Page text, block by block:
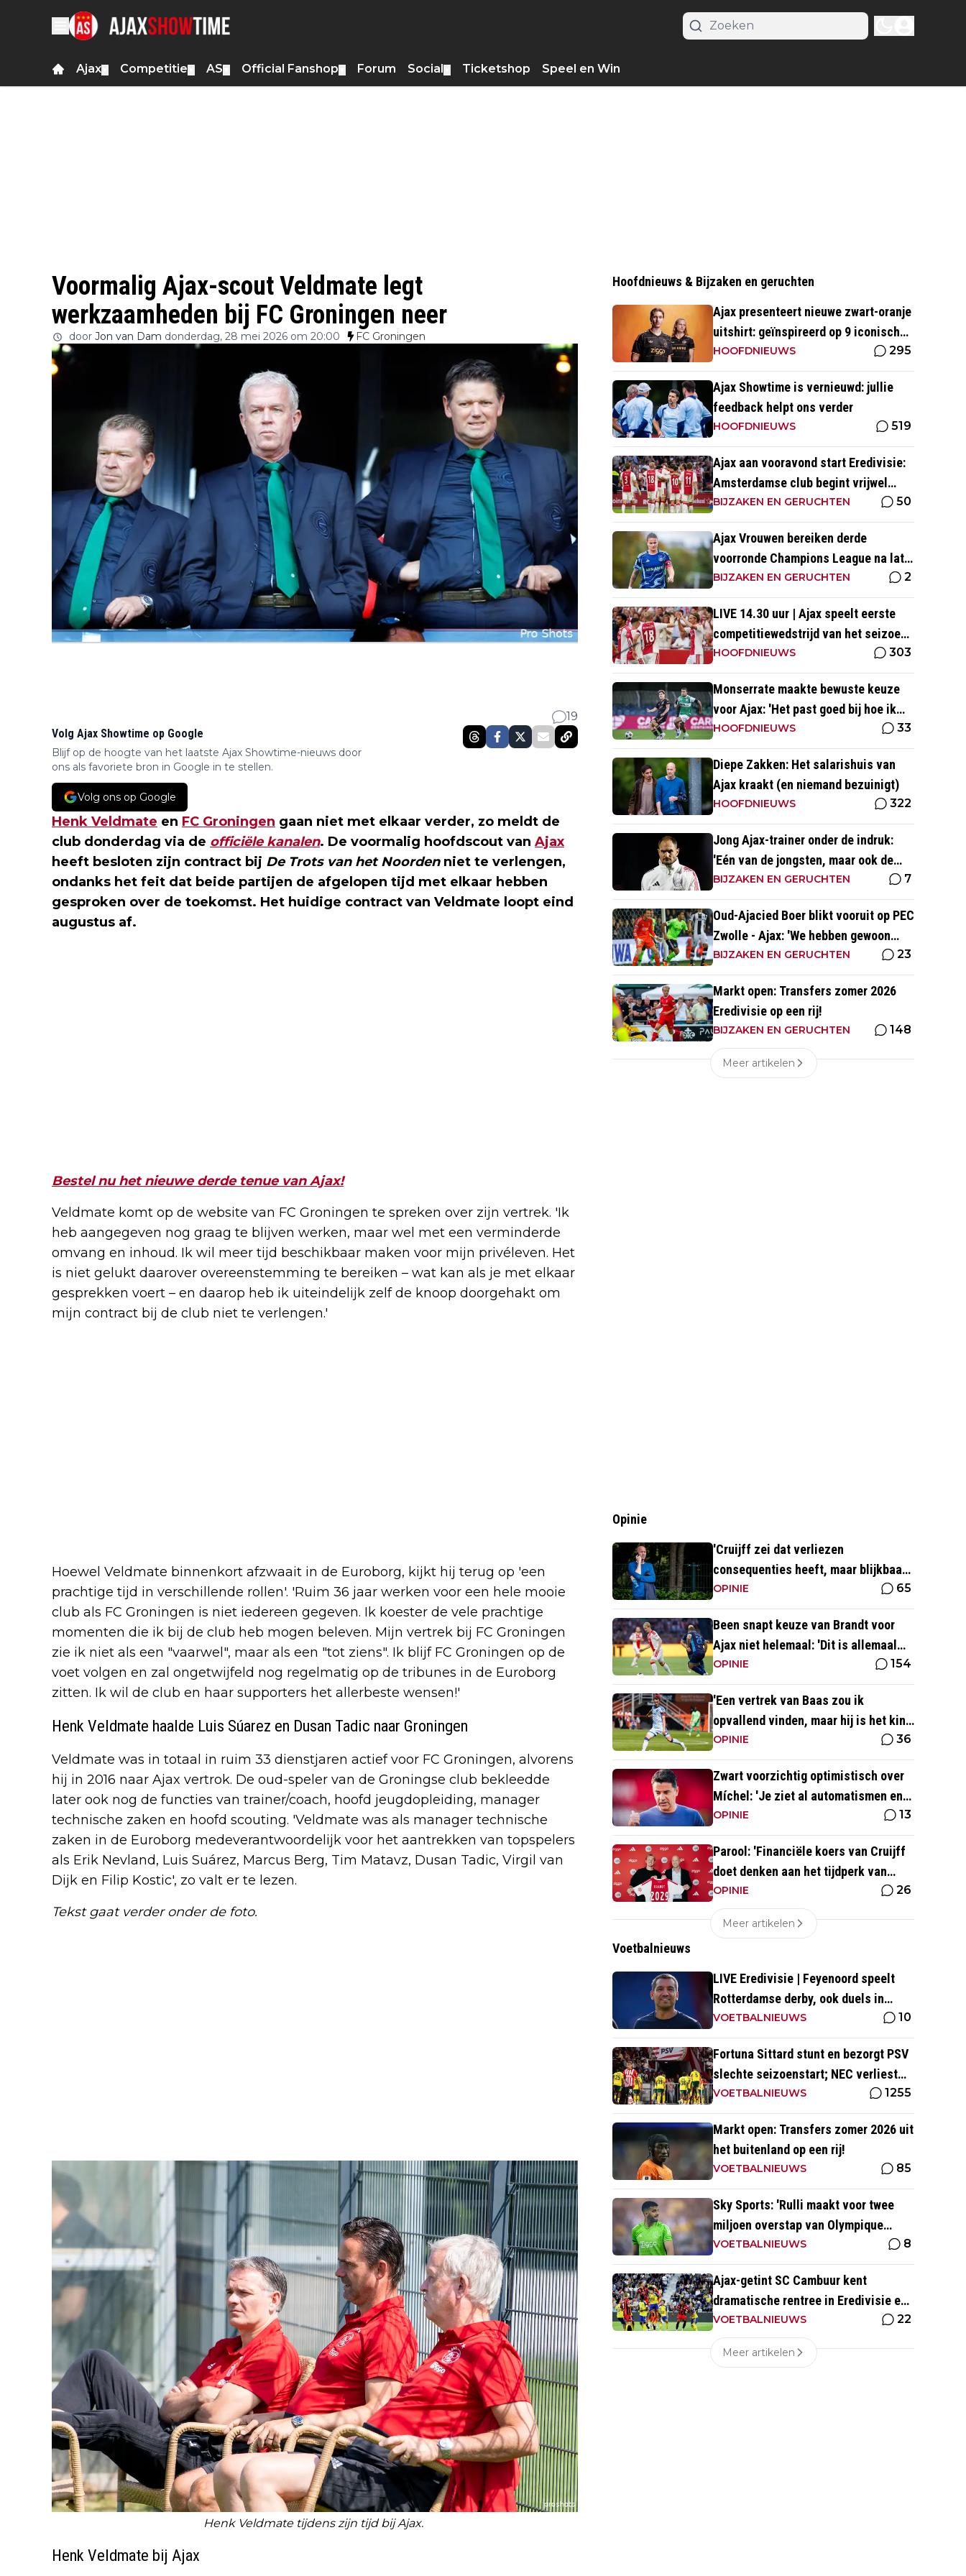
Ajax Competitie AS Official Fanshop Forum Social Ticketshop Speel en Win
Voormalig Ajax-scout Veldmate legt
werkzaamheden bij FC Groningen neer
door Jon van Dam donderdag, 28 mei 2026 om 20:00 FC Groningen
19
Volg Ajax Showtime op Google
Blijf op de hoogte van het laatste Ajax Showtime-nieuws door
ons als favoriete bron in Google in te stellen.
Volg ons op Google
Henk Veldmate en FC Groningen gaan niet met elkaar verder, zo meldt de
club donderdag via de officiële kanalen. De voormalig hoofdscout van Ajax
heeft besloten zijn contract bij De Trots van het Noordenniet te verlengen,
ondanks het feit dat beide partijen de afgelopen tijd met elkaar hebben
gesproken over de toekomst. Het huidige contract van Veldmate loopt eind
augustus af.
Bestel nu het nieuwe derde tenue van Ajax!
Veldmate komt op de website van FC Groningen te spreken over zijn vertrek. 'Ik
heb aangegeven nog graag te blijven werken, maar wel met een verminderde
omvang en inhoud. Ik wil meer tijd beschikbaar maken voor mijn privéleven. Het
is niet gelukt daarover overeenstemming te bereiken – wat kan als je met elkaar
gesprekken voert – en daarop heb ik uiteindelijk zelf de knoop doorgehakt om
mijn contract bij de club niet te verlengen.'
Hoewel Veldmate binnenkort afzwaait in de Euroborg, kijkt hij terug op 'een
prachtige tijd in verschillende rollen'. 'Ruim 36 jaar werken voor een hele mooie
club als FC Groningen is niet iedereen gegeven. Ik koester de vele prachtige
momenten die ik bij de club heb mogen beleven. Mijn vertrek bij FC Groningen
zie ik niet als een "vaarwel", maar als een "tot ziens". Ik blijf FC Groningen op de
voet volgen en zal ongetwijfeld nog regelmatig op de tribunes in de Euroborg
zitten. Ik wil de club en haar supporters het allerbeste wensen!'
Henk Veldmate haalde Luis Súarez en Dusan Tadic naar Groningen
Veldmate was in totaal in ruim 33 dienstjaren actief voor FC Groningen, alvorens
hij in 2016 naar Ajax vertrok. De oud-speler van de Groningse club bekleedde
later ook nog de functies van trainer/coach, hoofd jeugdopleiding, manager
technische zaken en hoofd scouting. 'Veldmate was als manager technische
zaken in de Euroborg medeverantwoordelijk voor het aantrekken van topspelers
als Erik Nevland, Luis Suárez, Marcus Berg, Tim Matavz, Dusan Tadic, Virgil van
Dijk en Filip Kostic', zo valt er te lezen.
Tekst gaat verder onder de foto.
Henk Veldmate tijdens zijn tijd bij Ajax.
Henk Veldmate bij Ajax
Hoofdnieuws & Bijzaken en geruchten
Ajax presenteert nieuwe zwart-oranje
uitshirt: geïnspireerd op 9 iconische
momenten uit clubhistorie
HOOFDNIEUWS 295
Ajax Showtime is vernieuwd: jullie
feedback helpt ons verder
HOOFDNIEUWS 519
Ajax aan vooravond start Eredivisie:
Amsterdamse club begint vrijwel
altijd met zege
BIJZAKEN EN GERUCHTEN 50
Ajax Vrouwen bereiken derde
voorronde Champions League na late
zege op Rangers FC
BIJZAKEN EN GERUCHTEN 2
LIVE 14.30 uur | Ajax speelt eerste
competitiewedstrijd van het seizoen
tegen PEC Zwolle
HOOFDNIEUWS 303
Monserrate maakte bewuste keuze
voor Ajax: 'Het past goed bij hoe ik
naar voetbal kijk’
HOOFDNIEUWS 33
Diepe Zakken: Het salarishuis van
Ajax kraakt (en niemand bezuinigt)
HOOFDNIEUWS 322
Jong Ajax-trainer onder de indruk:
'Eén van de jongsten, maar ook de
meest volwassen'
BIJZAKEN EN GERUCHTEN 7
Oud-Ajacied Boer blikt vooruit op PEC
Zwolle - Ajax: 'We hebben gewoon
weer kans tegen Ajax'
BIJZAKEN EN GERUCHTEN 23
Markt open: Transfers zomer 2026
Eredivisie op een rij!
BIJZAKEN EN GERUCHTEN 148
Meer artikelen
Opinie
'Cruijff zei dat verliezen
consequenties heeft, maar blijkbaar
niet voor de trainer van Ajax 1'
OPINIE 65
Been snapt keuze van Brandt voor
Ajax niet helemaal: 'Dit is allemaal
wat makkelijker'
OPINIE 154
'Een vertrek van Baas zou ik
opvallend vinden, maar hij is het kind
van de rekening van de komst van
Blind'
OPINIE 36
Zwart voorzichtig optimistisch over
Míchel: 'Je ziet al automatismen en
patronen terug, maar...'
OPINIE 13
Parool: 'Financiële koers van Cruijff
doet denken aan het tijdperk van
Overmars'
OPINIE 26
Meer artikelen
Voetbalnieuws
LIVE Eredivisie | Feyenoord speelt
Rotterdamse derby, ook duels in
Groningen en Heerenveen
VOETBALNIEUWS 10
Fortuna Sittard stunt en bezorgt PSV
slechte seizoenstart; NEC verliest
ondanks assist Tadic
VOETBALNIEUWS 1255
Markt open: Transfers zomer 2026 uit
het buitenland op een rij!
VOETBALNIEUWS 85
Sky Sports: 'Rulli maakt voor twee
miljoen overstap van Olympique
Marseille naar Manchester City'
VOETBALNIEUWS 8
Ajax-getint SC Cambuur kent
dramatische rentree in Eredivisie en
krijgt pak slaag in eigen huis
VOETBALNIEUWS 22
Meer artikelen